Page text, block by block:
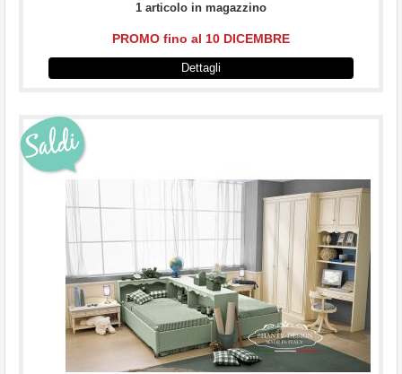
1 articolo in magazzino
PROMO fino al 10 DICEMBRE
Dettagli